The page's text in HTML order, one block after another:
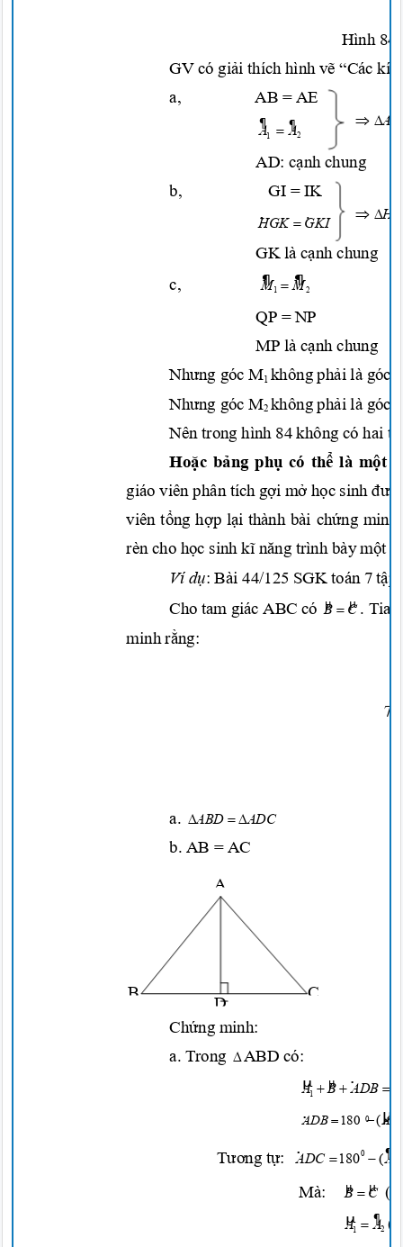
Hình
GV có giảithích hìnhvẽ“Các kí
a,
b,
c,
AB = AE
 
¶ ¶
AA2
1
AD:cạnhchung
GI = IK
 
· ·
HGK GKI
GK là cạnhchung
¶ ¶
M1M2
QP = NP
MP là cạnhchung
Nhưng góc M1khôngphảilà góc
Nhưng góc M2khôngphải là góc
Nên trong hình 84 không có hai
Hoặc bảng phụcó thểlàmột
giáo viên phân tích gợi mở học sinhđưa
viêntổng hợp lạithành bài chứng
rèn cho học sinhkĩ năng trình bày một
Vídụ: Bài 44/125 SGK toán 7tập
µ µ
Cho tam giác ABC có B C. Tia
minhrằng:
a. ABD  ADC
b. AB = AC
A
B C
D
Chứngminh:
a. Trong ABD có:
µ µ ·
ABADB
1
0
·
ADB180(A
0
· ¶
Tương tự: ADC 180(A
µ µ
Mà:B C
µ ¶
A  A2
1